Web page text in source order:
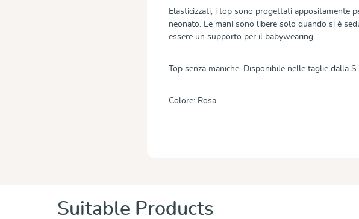
Elasticizzati, i top sono progettati appositamente
neonato. Le mani sono libere solo quando si è
essere un supporto per il babywearing.
Top senza maniche. Disponibile nelle taglie dalla S
Colore: Rosa
Suitable Products